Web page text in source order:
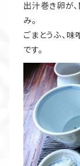
出汁巻き卵が
み。
ごまとうふ、
です。